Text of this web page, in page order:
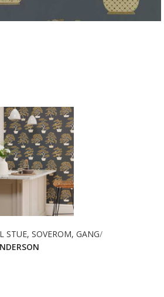
STUE, SOVEROM, GANG